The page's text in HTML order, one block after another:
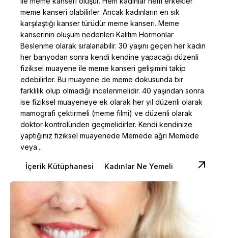
meme kanseri olabilirler. Ancak kadınların en sık
karşılaştığı kanser türüdür meme kanseri. Meme
kanserinin oluşum nedenleri Kalıtım Hormonlar
Beslenme olarak sıralanabilir. 30 yaşını geçen her kadın
her banyodan sonra kendi kendine yapacağı düzenli
fiziksel muayene ile meme kanseri gelişimini takip
edebilirler. Bu muayene de meme dokusunda bir
farklılık olup olmadığı incelenmelidir. 40 yaşından sonra
ise fiziksel muayeneye ek olarak her yıl düzenli olarak
mamografi çektirmeli (meme filmi) ve düzenli olarak
doktor kontrolünden geçmelidirler. Kendi kendinize
yaptığınız fiziksel muayenede Memede ağrı Memede
veya...
İçerik Kütüphanesi Kadınlar Ne Yemeli
Posted by
Dilara Koçak